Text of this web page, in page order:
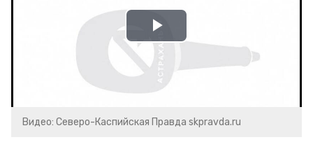
Play
Video
Видео: Северо-Каспийская Правда skpravda.ru